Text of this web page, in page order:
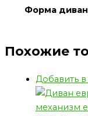
Форма
Похожие
Добавить